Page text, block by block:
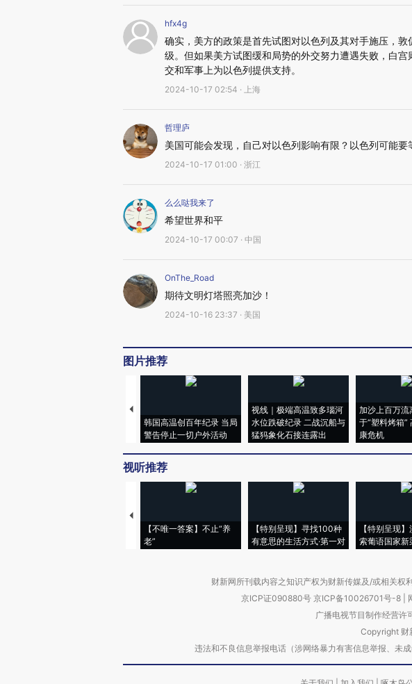
hfx4g
确实，美方的政策是首先试图对以色列及其对手施压，
级。但如果美方试图缓和局势的外交努力遭遇失败，白
交和军事上为以色列提供支持。
2024-10-17 02:54 · 上海
哲理庐
美国可能会发现，自己对以色列影响有限？以色列可能要
2024-10-17 01:00 · 浙江
么么哒我来了
希望世界和平
2024-10-17 00:07 · 中国
OnThe_Road
期待文明灯塔照亮加沙！
2024-10-16 23:37 · 美国
图片推荐
韩国高温创百年纪录 当局
警告停止一切户外活动
视线｜极端高温致多瑙河
水位跌破纪录 二战沉船与
猛犸象化石接连露出
加沙上百万流
于“塑料烤箱”
康危机
视听推荐
【不唯一答案】不止“养
老”
【特别呈现】寻找100种
有意思的生活方式·第一对
【特别呈现
索葡语国家新
财新网所刊载内容之知识产权为财新传媒及/或相关权
京ICP证090880号 京ICP备10026701号-8
广播电视节目制作经营许
Copyright 财
违法和不良信息举报电话（涉网络暴力有害信息举报、